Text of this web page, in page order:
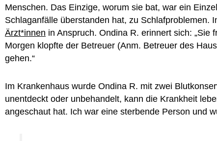
Menschen. Das Einzige, worum sie bat, war ein
Schlaganfälle überstanden hat, zu Schlafproblemen.
Ärzt*innen in Anspruch. Ondina R. erinnert sich:
Morgen klopfte der Betreuer (Anm. Betreuer des
gehen.“
Im Krankenhaus wurde Ondina R. mit zwei
unentdeckt oder unbehandelt, kann die Krankheit
angeschaut hat. Ich war eine sterbende Person und